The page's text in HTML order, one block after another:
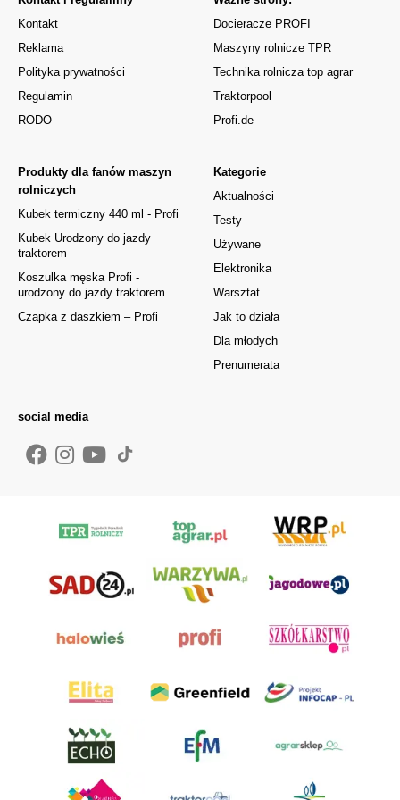
Kontakt
Reklama
Polityka prywatności
Regulamin
RODO
Kategorie
Aktualności
Testy
Używane
Elektronika
Warsztat
Jak to działa
Dla młodych
Prenumerata
Produkty dla fanów maszyn
rolniczych
Kubek termiczny 440 ml - Profi
Kubek Urodzony do jazdy
traktorem
Koszulka męska Profi -
urodzony do jazdy traktorem
Czapka z daszkiem – Profi
Docieracze PROFI
Maszyny rolnicze TPR
Technika rolnicza top agrar
Traktorpool
Profi.de
social media